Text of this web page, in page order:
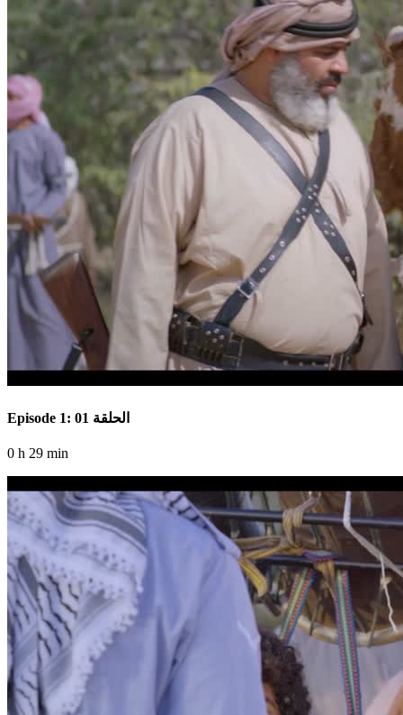
Episode 1: الحلقة 01
0 h 29 min